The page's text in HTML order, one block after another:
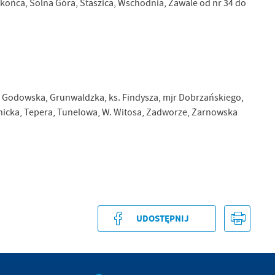
Solna Góra, Staszica, Wschodnia, Zawale od nr 34 do
Grunwaldzka, ks. Findysza, mjr Dobrzańskiego,
Tepera, Tunelowa, W. Witosa, Zadworze, Żarnowska
UDOSTĘPNIJ